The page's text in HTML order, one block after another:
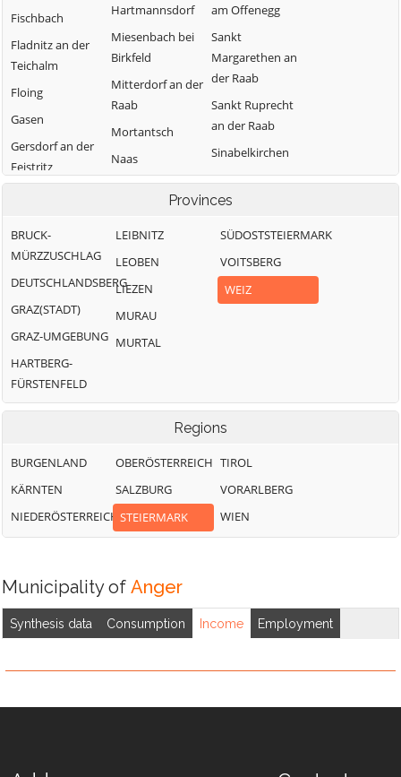
Fischbach
Fladnitz an der
Teichalm
Floing
Gasen
Gersdorf an der
Feistritz
Stenzengreith
der Raab
Hartmannsdorf
Miesenbach bei
Birkfeld
Mitterdorf an der
Raab
Mortantsch
Naas
Passail
Kulm
Puch bei Weiz
Ratten
am Offenegg
Sankt
Margarethen an
der Raab
Sankt Ruprecht
an der Raab
Sinabelkirchen
Strallegg
Thannhausen
Weiz
Provinces
BRUCK-
MÜRZZUSCHLAG
DEUTSCHLANDSBERG
GRAZ(STADT)
GRAZ-UMGEBUNG
HARTBERG-
FÜRSTENFELD
LEIBNITZ
LEOBEN
LIEZEN
MURAU
MURTAL
SÜDOSTSTEIERMARK
VOITSBERG
WEIZ
Regions
BURGENLAND
KÄRNTEN
NIEDERÖSTERREICH
OBERÖSTERREICH
SALZBURG
STEIERMARK
TIROL
VORARLBERG
WIEN
Municipality of Anger
Synthesis data Consumption Income Employment